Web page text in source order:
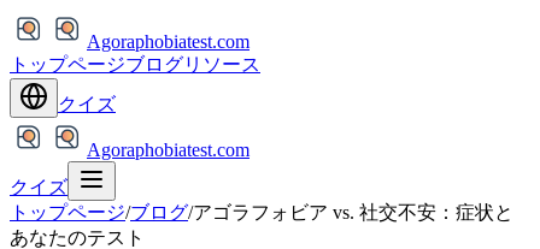
Agoraphobiatest.com
トップページブログリソース
クイズ
Agoraphobiatest.com
クイズ
トップページ/ブログ/アゴラフォビア vs. 社交不安：症状と
あなたのテスト